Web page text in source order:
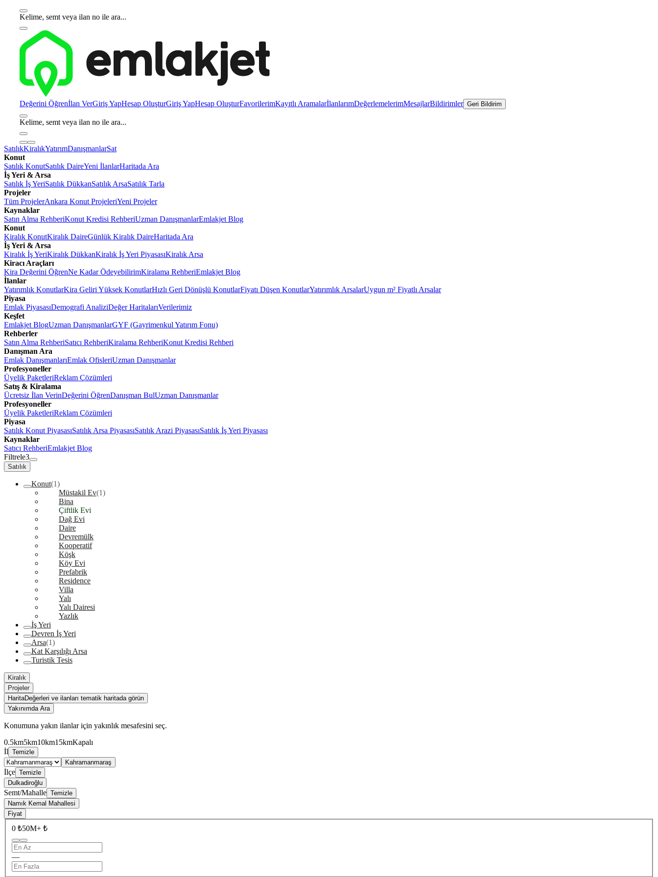
Kelime, semt veya ilan no ile ara...
Değerini Öğrenİlan VerGiriş YapHesap OluşturGiriş YapHesap OluşturFavorilerimKayıtlı AramalarİlanlarımDeğerlemelerimMesajlarBildirimler Geri Bildirim
Kelime, semt veya ilan no ile ara...
SatılıkKiralıkYatırımDanışmanlarSat
Konut
Satılık KonutSatılık DaireYeni İlanlarHaritada Ara
İş Yeri & Arsa
Satılık İş YeriSatılık DükkanSatılık ArsaSatılık Tarla
Projeler
Tüm ProjelerAnkara Konut ProjeleriYeni Projeler
Kaynaklar
Satın Alma RehberiKonut Kredisi RehberiUzman DanışmanlarEmlakjet Blog
Konut
Kiralık KonutKiralık DaireGünlük Kiralık DaireHaritada Ara
İş Yeri & Arsa
Kiralık İş YeriKiralık DükkanKiralık İş Yeri PiyasasıKiralık Arsa
Kiracı Araçları
Kira Değerini ÖğrenNe Kadar ÖdeyebilirimKiralama RehberiEmlakjet Blog
İlanlar
Yatırımlık KonutlarKira Geliri Yüksek KonutlarHızlı Geri Dönüşlü KonutlarFiyatı Düşen KonutlarYatırımlık ArsalarUygun m² Fiyatlı Arsalar
Piyasa
Emlak PiyasasıDemografi AnaliziDeğer HaritalarıVerilerimiz
Keşfet
Emlakjet BlogUzman DanışmanlarGYF (Gayrimenkul Yatırım Fonu)
Rehberler
Satın Alma RehberiSatıcı RehberiKiralama RehberiKonut Kredisi Rehberi
Danışman Ara
Emlak DanışmanlarıEmlak OfisleriUzman Danışmanlar
Profesyoneller
Üyelik PaketleriReklam Çözümleri
Satış & Kiralama
Ücretsiz İlan VerinDeğerini ÖğrenDanışman BulUzman Danışmanlar
Profesyoneller
Üyelik PaketleriReklam Çözümleri
Piyasa
Satılık Konut PiyasasıSatılık Arsa PiyasasıSatılık Arazi PiyasasıSatılık İş Yeri Piyasası
Kaynaklar
Satıcı RehberiEmlakjet Blog
Filtrele3
Satılık
Konut(1)
Müstakil Ev(1)
Bina
Çiftlik Evi
Dağ Evi
Daire
Devremülk
Kooperatif
Köşk
Köy Evi
Prefabrik
Residence
Villa
Yalı
Yalı Dairesi
Yazlık
İş Yeri
Devren İş Yeri
Arsa(1)
Kat Karşılığı Arsa
Turistik Tesis
Kiralık
Projeler
HaritaDeğerleri ve ilanları tematik haritada görün
Yakınımda Ara
Konumuna yakın ilanlar için yakınlık mesafesini seç.
0.5km5km10km15kmKapalı
İl Temizle
Kahramanmaraş
İlçe Temizle
Dulkadiroğlu
Semt/Mahalle Temizle
Namık Kemal Mahallesi
Fiyat
0 ₺50M+ ₺
—